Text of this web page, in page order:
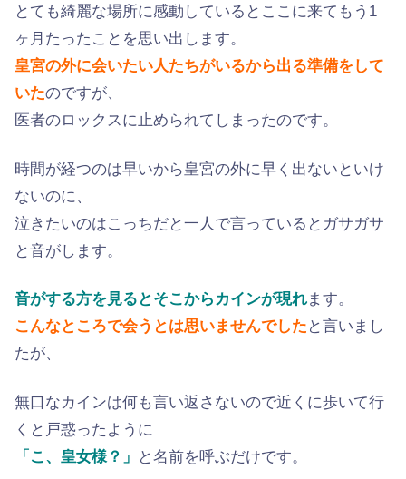
とても綺麗な場所に感動しているとここに来てもう1
ヶ月たったことを思い出します。
皇宮の外に会いたい人たちがいるから出る準備をして
いたのですが、
医者のロックスに止められてしまったのです。
時間が経つのは早いから皇宮の外に早く出ないといけ
ないのに、
泣きたいのはこっちだと一人で言っているとガサガサ
と音がします。
音がする方を見るとそこからカインが現れます。
こんなところで会うとは思いませんでした と言いまし
たが、
無口なカインは何も言い返さないので近くに歩いて行
くと戸惑ったように
「こ、皇女様？」
と名前を呼ぶだけです。